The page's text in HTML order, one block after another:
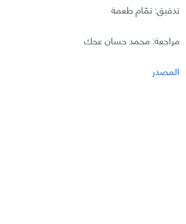
تدقيق: تمّام طعمة
مراجعة: محمد حسان عجك
المصدر